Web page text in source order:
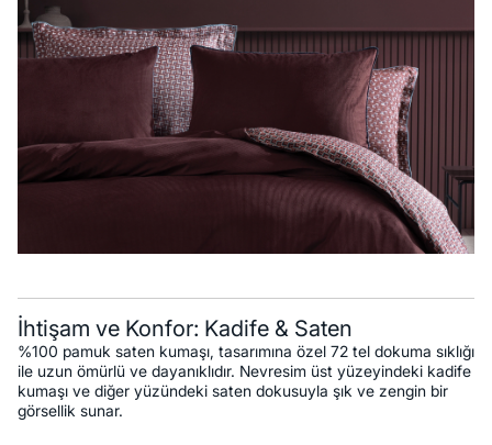
İhtişam ve Konfor: Kadife & Saten
%100 pamuk saten kumaşı, tasarımına özel 72 tel dokuma sıklığı
ile uzun ömürlü ve dayanıklıdır. Nevresim üst yüzeyindeki kadife
kumaşı ve diğer yüzündeki saten dokusuyla şık ve zengin bir
görsellik sunar.